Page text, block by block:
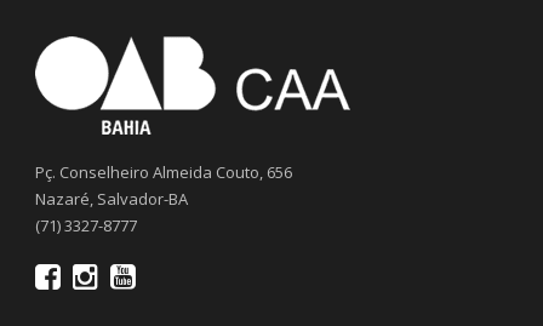
Pç. Conselheiro Almeida Couto, 656
Nazaré, Salvador-BA
(71) 3327-8777